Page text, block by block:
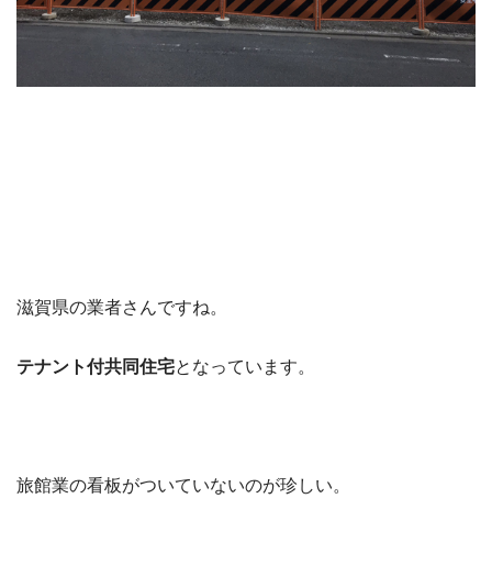
滋賀県の業者さんですね。
テナント付共同住宅となっています。
旅館業の看板がついていないのが珍しい。